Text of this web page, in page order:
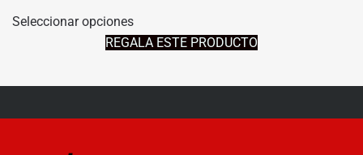
ORIGINAL
ERA:
ACTUAL
ES:
Seleccionar opcionesproducto
tiene
variantes.
REGALA ESTE PRODUCTO